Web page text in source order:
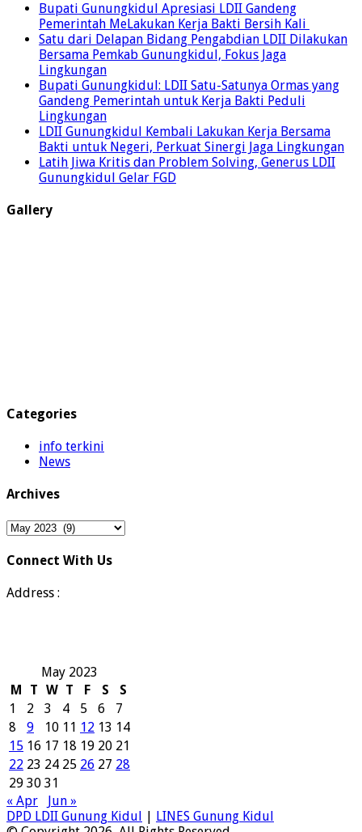
Bupati Gunungkidul Apresiasi LDII Gandeng
Pemerintah MeLakukan Kerja Bakti Bersih Kali ‎
Satu dari Delapan Bidang Pengabdian LDII Dilakukan
Bersama Pemkab Gunungkidul, Fokus Jaga
Lingkungan
Bupati Gunungkidul: LDII Satu-Satunya Ormas yang
Gandeng Pemerintah untuk Kerja Bakti Peduli
Lingkungan
LDII Gunungkidul Kembali Lakukan Kerja Bersama
Bakti untuk Negeri, Perkuat Sinergi Jaga Lingkungan
Latih Jiwa Kritis dan Problem Solving, Generus LDII
Gunungkidul Gelar FGD
Gallery
Categories
info terkini
News
Archives
Archives
Connect With Us
Address :
May 2023
M
T W T F S
S
1
2 3 4 5 6
7
8
9 10 11 12 13 14
15 16 17 18 19 20 21
22 23 24 25 26 27 28
29 30 31
« Apr
Jun »
DPD LDII Gunung Kidul | LINES Gunung Kidul